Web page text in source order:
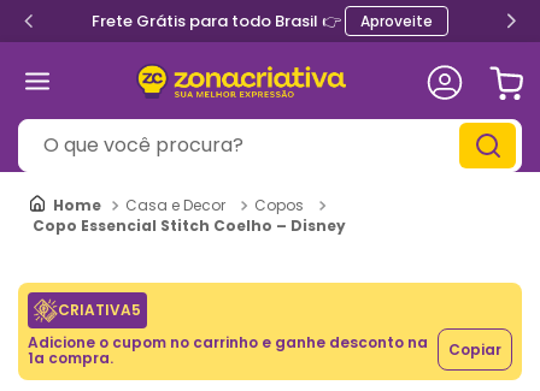
Frete Grátis para todo Brasil 👉 Aproveite
O que você procura?
Casa e Decor
Copos
Copo Essencial Stitch Coelho – Disney
CRIATIVA5
Adicione o cupom no carrinho e ganhe desconto na
1a compra. Copiar